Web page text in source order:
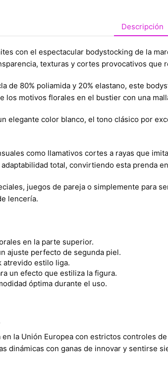
Descripción
con el espectacular bodystocking de la
texturas y cortes provocativos que
de 80% poliamida y 20% elastano, este
los motivos florales en el bustier con una
elegante color blanco, el tono clásico por
como llamativos cortes a rayas que
total, convirtiendo esta prenda
juegos de pareja o simplemente para
lencería.
en la parte superior.
ajuste perfecto de segunda piel.
atrevido estilo liga.
un efecto que estiliza la figura.
óptima durante el uso.
la Unión Europea con estrictos controles
dinámicas con ganas de innovar y sentirse